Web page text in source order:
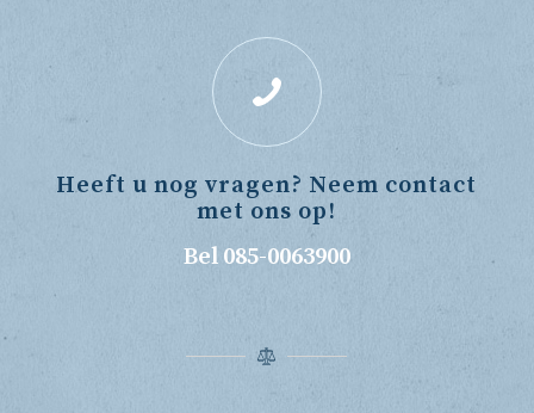
Heeft u nog vragen? Neem contact
met ons op!
Bel 085-0063900